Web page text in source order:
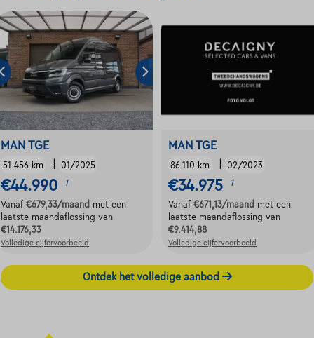
MAN TGE
51.456 km 01/2025
€44.990 1
Vanaf €679,33/maand met een
laatste maandaflossing van
€14.176,33
Volledige cijfervoorbeeld
MAN TGE
86.110 km 02/2023
€34.975 1
Vanaf €671,13/maand met een
laatste maandaflossing van
€9.414,88
Volledige cijfervoorbeeld
Ontdek het volledige aanbod